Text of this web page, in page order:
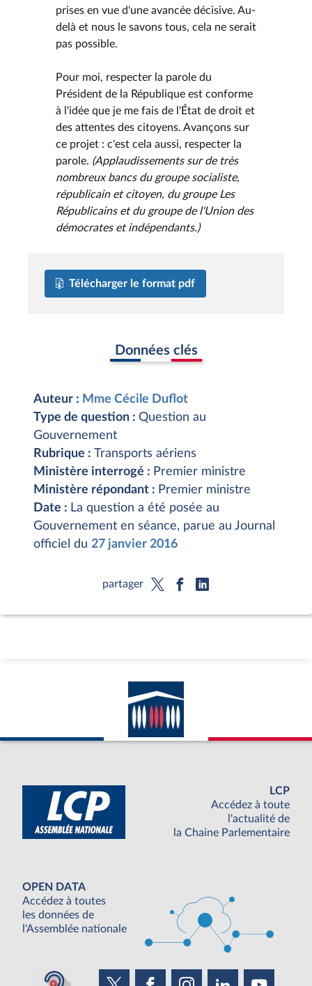
prises en vue d'une avancée décisive. Au-
delà et nous le savons tous, cela ne serait
pas possible.
Pour moi, respecter la parole du
Président de la République est conforme
à l'idée que je me fais de l'État de droit et
des attentes des citoyens. Avançons sur
ce projet : c'est cela aussi, respecter la
parole. (Applaudissements sur de très
nombreux bancs du groupe socialiste,
républicain et citoyen, du groupe Les
Républicains et du groupe de l'Union des
démocrates et indépendants.)
Télécharger le format pdf
Données clés
Auteur : Mme Cécile Duflot
Type de question : Question au
Gouvernement
Rubrique : Transports aériens
Ministère interrogé : Premier ministre
Ministère répondant : Premier ministre
Date : La question a été posée au
Gouvernement en séance, parue au Journal
officiel du 27 janvier 2016
partager
LCP
Accédez à toute
l'actualité de
la Chaine Parlementaire
OPEN DATA
Accédez à toutes
les données de
l'Assemblée nationale